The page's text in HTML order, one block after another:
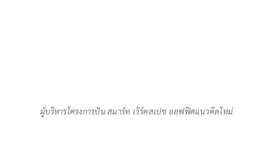
ผู้บริหารโครงการปัน สมาร์ท เวิร์คสเปซ ออฟฟิศแนวคิดใหม่